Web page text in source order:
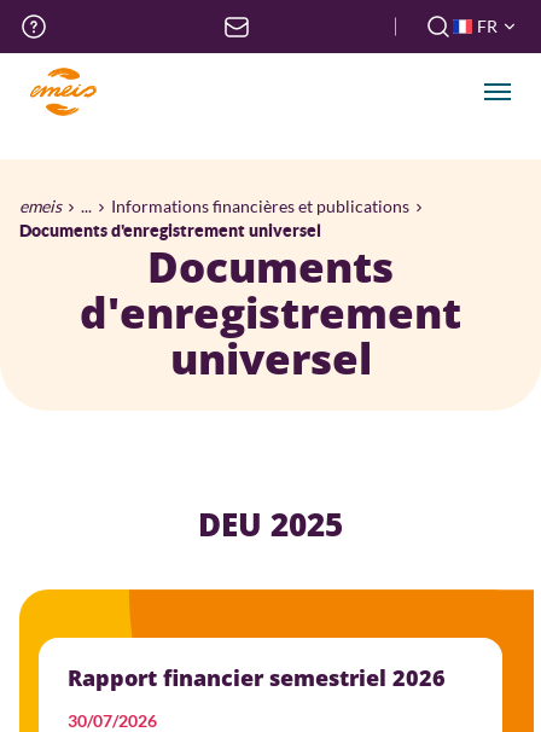
Aller
contenu
principal
Menu
haut
page
FR
FR
EN
Fil
d'Ariane
emeis ... Informations financières et publications
Documents d'enregistrement universel
Documents
d'enregistrement
universel
DEU 2025
Rapport financier semestriel 2026
30/07/2026